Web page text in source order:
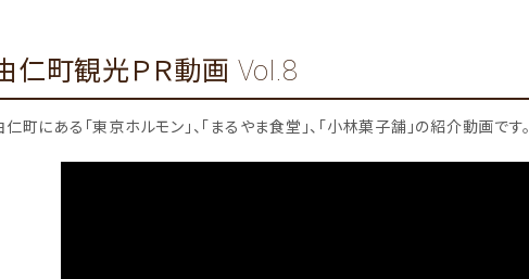
仁町観光ＰＲ動画 Vol.8
仁町にある「東京ホルモン」、「まるやま食堂」、「小林菓子舗」の紹介動画です。